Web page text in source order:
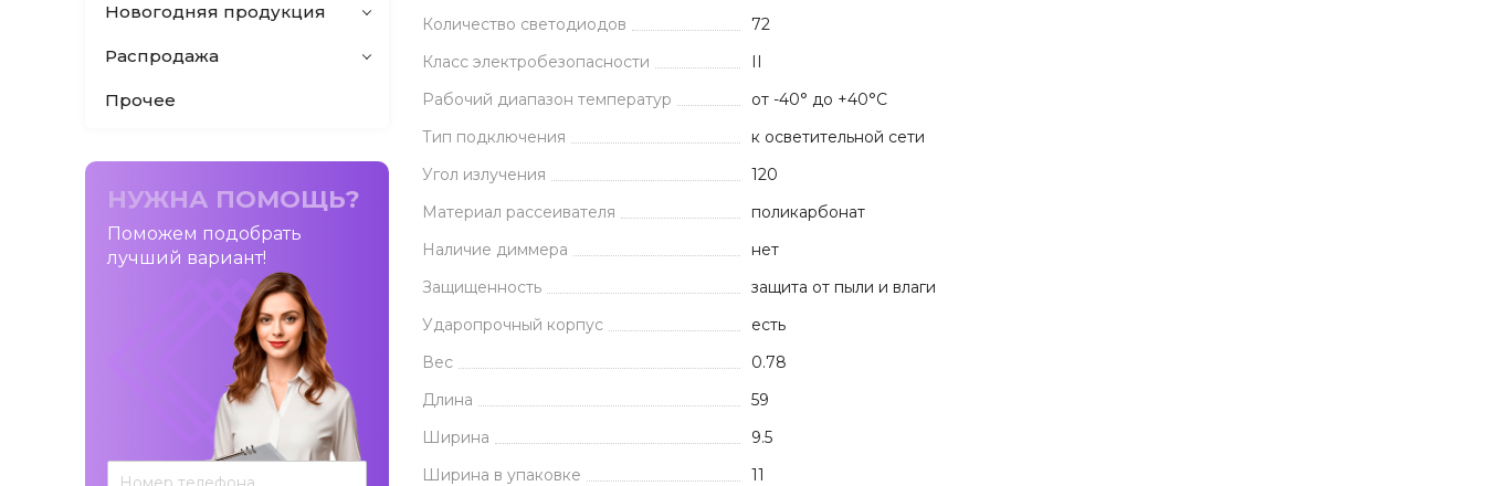
Новогодняя продукция
Распродажа
Прочее
НУЖНА ПОМОЩЬ?
Поможем подобрать
лучший вариант!
Количество светодиодов
72
Класс электробезопасности
II
Рабочий диапазон температур
от -40° до +40°С
Тип подключения
к осветительной сети
Угол излучения
120
Материал рассеивателя
поликарбонат
Наличие диммера
нет
Защищенность
защита от пыли и влаги
Ударопрочный корпус
есть
Вес
0.78
Длина
59
Ширина
9.5
Ширина в упаковке
11